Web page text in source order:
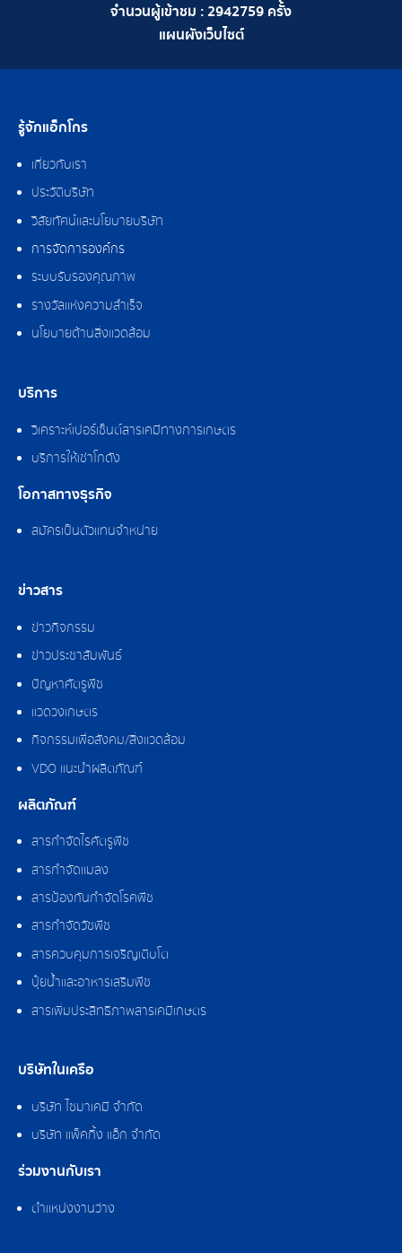
จำนวนผู้เข้าชม :2942759 ครั้ง
แผนผังเว็บไซต์
รู้จักแอ็กโกร
เกี่ยวกับเรา
ประวัติบริษัท
วิสัยทัศน์และนโยบายบริษัท
การจัดการองค์กร
ระบบรับรองคุณภาพ
รางวัลแห่งความสำเร็จ
นโยบายด้านสิ่งแวดล้อม
บริการ
วิเคราะห์เปอร์เซ็นต์สารเคมีทางการเกษตร
บริการให้เช่าโกดัง
โอกาสทางธุรกิจ
สมัครเป็นตัวแทนจำหน่าย
ข่าวสาร
ข่าวกิจกรรม
ข่าวประชาสัมพันธ์
ปัญหาศัตรูพืช
แวดวงเกษตร
กิจกรรมเพื่อสังคม/สิ่งแวดล้อม
VDO แนะนำผลิตภัณฑ์
ผลิตภัณฑ์
สารกำจัดไรศัตรูพืช
สารกำจัดแมลง
สารป้องกันกำจัดโรคพืช
สารกำจัดวัชพืช
สารควบคุมการเจริญเติบโต
ปุ๋ยน้ำและอาหารเสริมพืช
สารเพิ่มประสิทธิภาพสารเคมีเกษตร
บริษัทในเครือ
บริษัท ไซมาเคมี จำกัด
บริษัท แพ็คกิ้ง แอ็ก จำกัด
ร่วมงานกับเรา
ตำแหน่งงานว่าง